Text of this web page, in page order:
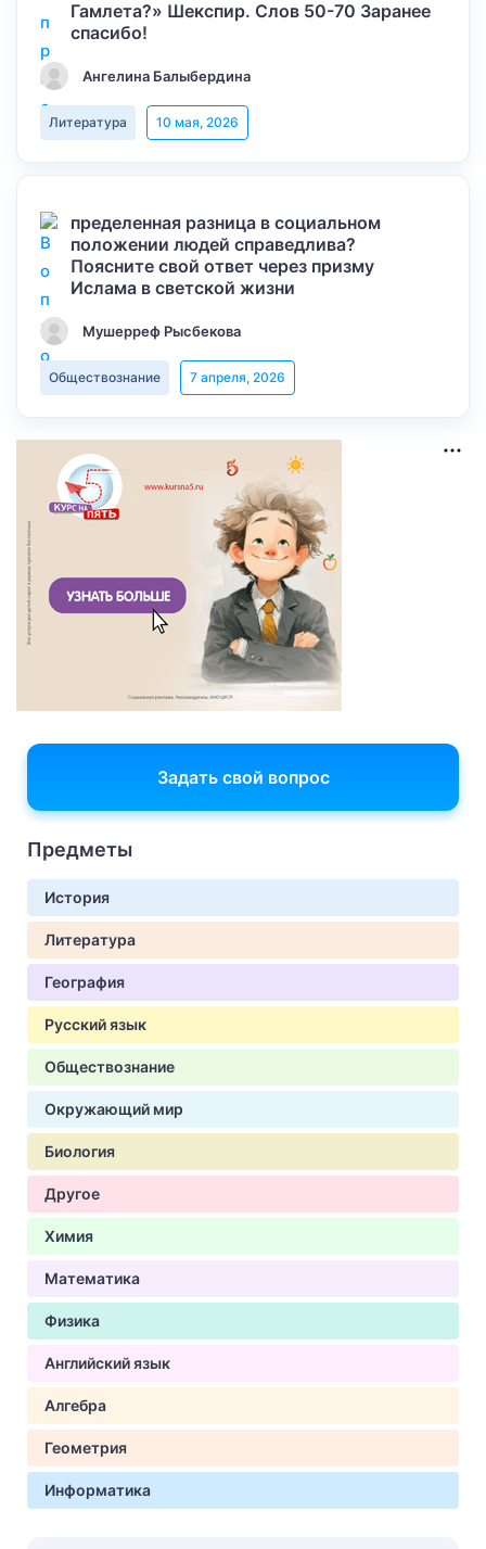
Гамлета?» Шекспир. Слов 50-70 Заранее
спасибо!
Ангелина Балыбердина
Литература 10 мая, 2026
пределенная разница в социальном
положении людей справедлива?
Поясните свой ответ через призму
Ислама в светской жизни
Мушерреф Рысбекова
Обществознание 7 апреля, 2026
Задать свой вопрос
Предметы
История
Литература
География
Русский язык
Обществознание
Окружающий мир
Биология
Другое
Химия
Математика
Физика
Английский язык
Алгебра
Геометрия
Информатика